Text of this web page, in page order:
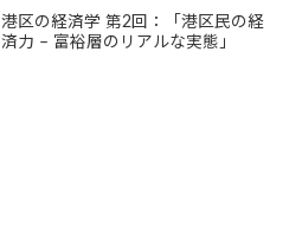
港区の経済学 第2回：「港区民の経
済力 – 富裕層のリアルな実態」